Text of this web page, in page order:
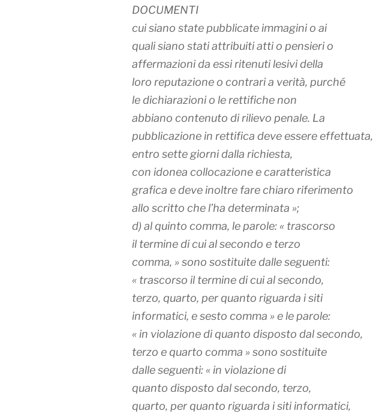
DOCUMENTI
cui siano state pubblicate immagini o ai
quali siano stati attribuiti atti o pensieri o
affermazioni da essi ritenuti lesivi della
loro reputazione o contrari a verità, purché
le dichiarazioni o le rettifiche non
abbiano contenuto di rilievo penale. La
pubblicazione in rettifica deve essere effettuata,
entro sette giorni dalla richiesta,
con idonea collocazione e caratteristica
grafica e deve inoltre fare chiaro riferimento
allo scritto che l’ha determinata »;
d) al quinto comma, le parole: « trascorso
il termine di cui al secondo e terzo
comma, » sono sostituite dalle seguenti:
« trascorso il termine di cui al secondo,
terzo, quarto, per quanto riguarda i siti
informatici, e sesto comma » e le parole:
« in violazione di quanto disposto dal secondo,
terzo e quarto comma » sono sostituite
dalle seguenti: « in violazione di
quanto disposto dal secondo, terzo,
quarto, per quanto riguarda i siti informatici,